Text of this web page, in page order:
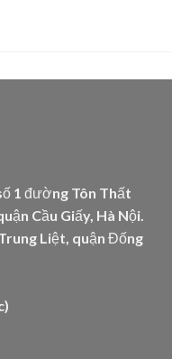
1 đường Tôn Thất
Cầu Giấy, Hà Nội.
Liệt, quận Đống